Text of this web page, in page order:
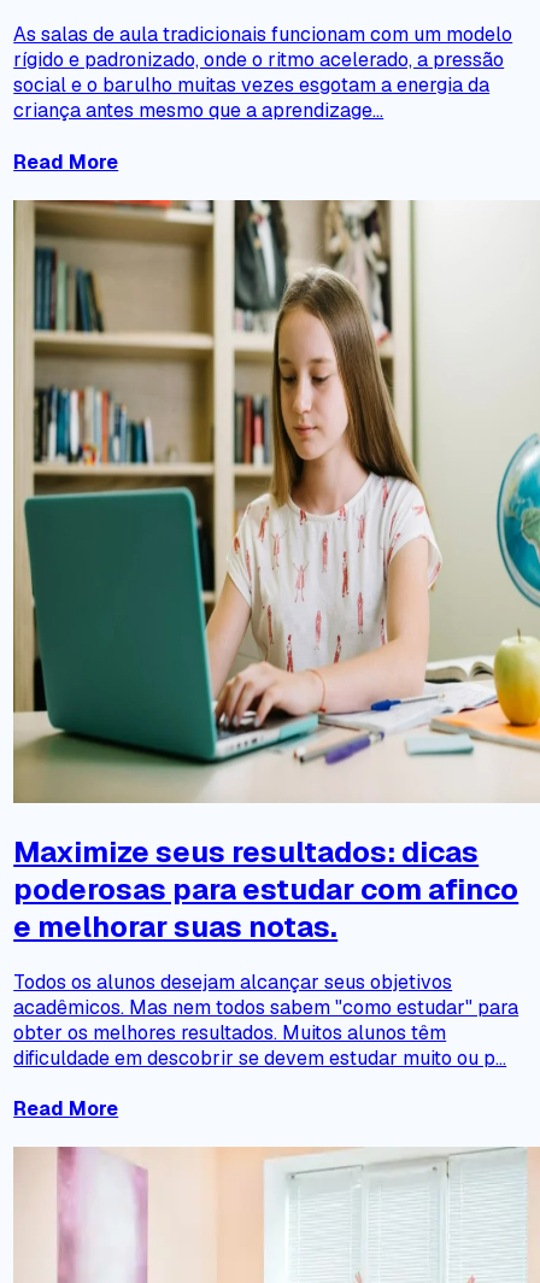
As salas de aula tradicionais funcionam com um modelo
rígido e padronizado, onde o ritmo acelerado, a pressão
social e o barulho muitas vezes esgotam a energia da
criança antes mesmo que a aprendizage...
Read More
Maximize seus resultados: dicas
poderosas para estudar com afinco
e melhorar suas notas.
Todos os alunos desejam alcançar seus objetivos
acadêmicos. Mas nem todos sabem "como estudar" para
obter os melhores resultados. Muitos alunos têm
dificuldade em descobrir se devem estudar muito ou p...
Read More